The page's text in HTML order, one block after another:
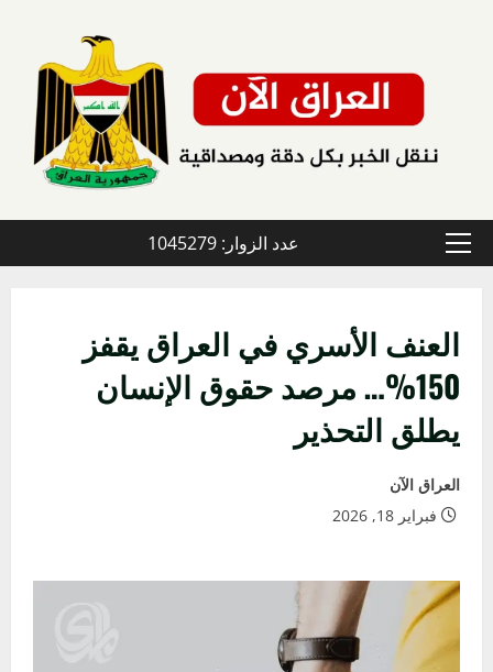
القائمة
عدد الزوار: 1045279
العنف الأسري في العراق يقفز
150%… مرصد حقوق الإنسان
يطلق التحذير
العراق الآن
فبراير 18, 2026